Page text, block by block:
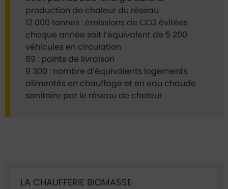
production de chaleur du réseau
12 000 tonnes : émissions de CO2 évitées
chaque année soit l’équivalent de 5 200
véhicules en circulation
89 : points de livraison
9 300 : nombre d’équivalents logements
alimentés en chauffage et en eau chaude
sanitaire par le réseau de chaleur
LA CHAUFFERIE BIOMASSE